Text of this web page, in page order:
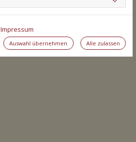
Impressum
Auswahl übernehmen Alle zulassen